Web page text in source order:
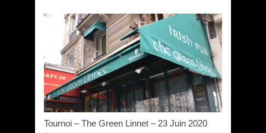
Tournoi – The Green Linnet – 23 Juin 2020